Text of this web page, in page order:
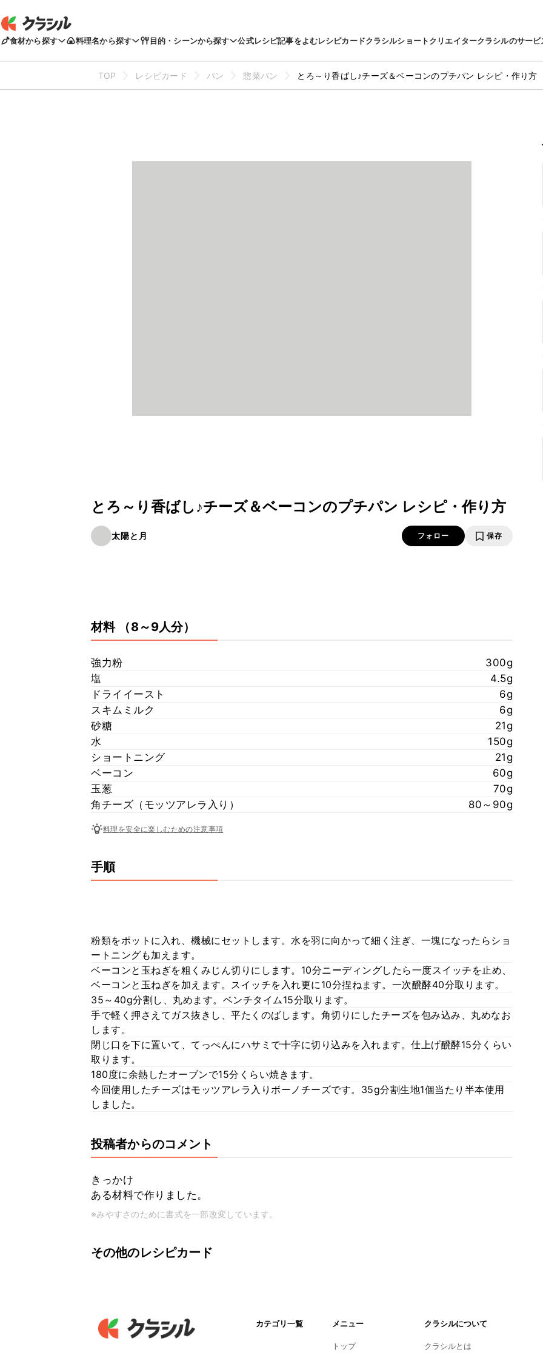
食材から探す 料理名から探す 目的・シーンから探す 公式レシピ記事をよむレシピカードクラシルショートクリエイタークラシルのサービ
TOP レシピカード パン 惣菜パン とろ～り香ばし♪チーズ＆ベーコンのプチパン レシピ・作り方
とろ～り香ばし♪チーズ＆ベーコンのプチパン レシピ・作り方
太陽と月 フォロー 保存
材料 （8～9人分）
強力粉
300g
塩
4.5g
ドライイースト
6g
スキムミルク
6g
砂糖
21g
水
150g
ショートニング
21g
ベーコン
60g
玉葱
70g
角チーズ（モッツアレラ入り）
80～90g
料理を安全に楽しむための注意事項
手順
粉類をポットに入れ、機械にセットします。水を羽に向かって細く注ぎ、一塊になったらショ
ートニングも加えます。
ベーコンと玉ねぎを粗くみじん切りにします。10分ニーディングしたら一度スイッチを止め、
ベーコンと玉ねぎを加えます。スイッチを入れ更に10分捏ねます。一次醗酵40分取ります。
35～40g分割し、丸めます。ベンチタイム15分取ります。
手で軽く押さえてガス抜きし、平たくのばします。角切りにしたチーズを包み込み、丸めなお
します。
閉じ口を下に置いて、てっぺんにハサミで十字に切り込みを入れます。仕上げ醗酵15分くらい
取ります。
180度に余熱したオーブンで15分くらい焼きます。
今回使用したチーズはモッツアレラ入りボーノチーズです。35g分割生地1個当たり半本使用
しました。
投稿者からのコメント
きっかけ
ある材料で作りました。
※みやすさのために書式を一部改変しています。
その他のレシピカード
カテゴリ一覧 メニュー
トップ
クラシルについて
クラシルとは